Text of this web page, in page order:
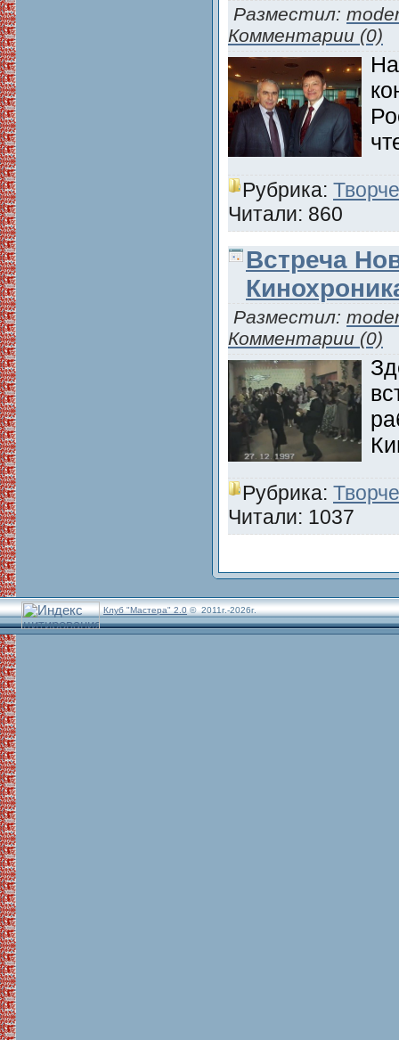
Разместил:
Комментарии (0)
Рубрика:
Читали: 860
Встреча
Разместил:
Комментарии (0)
Рубрика:
Читали: 1037
Клуб "Мастера" 2.0 © 2011г.-2026г.